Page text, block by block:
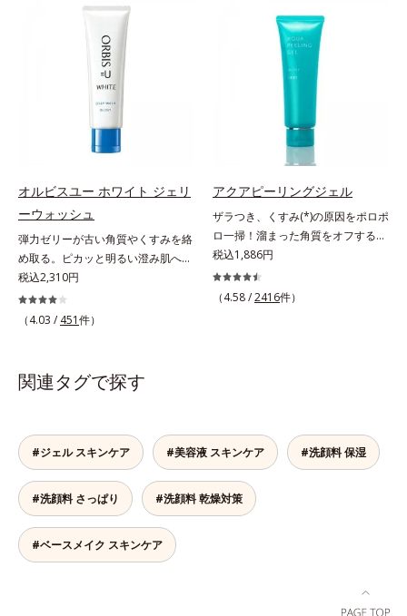
～乾性肌）*1 洗浄による汚れの除
去*2 キメの乱れによる*3 テトラ2-
ヘキシルデカン酸アスコルビル配合
＝整肌成分*4 天然ビタミンE、イノ
シット、フィチン酸、ユズセラミ
ド、スフィンゴ糖脂質*5 テトラ2-
ヘキシルデカン酸アスコルビル、天
然ビタミンE、イノシット、フィチ
肌成分*6 角層まで*7 うるおいによ
りキメを整えて毛穴を目立たなくす
る*8 すべての方に皮膚刺激がおき
ないというわけではありません※敏
感肌対象パッチテスト済（すべての
人に皮膚刺激がおきないというわけ
ではありません）※弱酸性（ローシ
イプ（普通肌～乾性肌）*1 メラニ
ンの生成を抑え、シミ・ソバカスを
防ぐ*2 日本化粧品業界で初めてメ
ラニンの第三のルートに着目し、日
本放射線影響学会第53回大会で
2010年10月に初めて発表したこと
*3 うるおいにより透明感のある肌
あらわれること*7 L-アスコルビン
酸 2-グルコシド*8 L-アスコルビン
酸 2-グルコシド、パウダルコ樹皮エ
キス、油溶性甘草エキス(2)*9 乾燥
など※ウォッシュには高圧処理ビタ
ミンCとブライトVCコンプレックス
す。受けてしまった紫外線ダメージ
をきっかけに、肌深く(*6)では「メ
ラニンにじみ(*1)」が発現。シミや
ソバカスという「点」だけでなく、
透明感のなさなどの「面」での透明
感を阻害する原因を引き起こしてい
ることがわかりました。そこでオル
ビス ブライト シリーズは「メラニ
タミンC(*7)」を採用。肌奥(*6)まで
浸透し、シミやソバカスの原因とな
るメラニンの生成を食い止めます。
またオルビス独自成分の「ブライト
VCコンプレックス(*8)」が、透明感
を阻害する原因(*9)にアプローチし
ます。さらに肌表面のなめらかさや
みずみずしさをサポートするため
透明感を包括的にサポート。全方位
ケアのアプローチによって、肌本来
プ（脂性肌～普通肌）M＝しっとり
タイプ（普通肌～乾性肌）*1 シ
ミ・ソバカスが肌表面にあらわれる
こと*2 メラニンの生成を抑え、シ
ミ・ソバカスを防ぐ*3 うるおいに
よる透明感のある肌*4 日本化粧品
業界で初めてメラニンの第三のルー
汚れを繰り返しません。さらに、
「CISブースター(*2)」配合で、あな
た本来の清潔透明肌へと導きます。
毛穴の汚れをしっかり洗い流す期待
感が高まる黒と、優しく肌に吸い付
くようなとろけ感のジェル状テクス
チャー。毛穴の黒ずみもメイクもし
っかり洗い流し、洗いあがりはつる
だしい朝も疲れて帰ってきた夜も手
軽にご使用いただけます。*1 リパ
ーゼ、リンゴ酸*2 イソステアリル
アスコルビルリン酸２Na、プラン
クトンエキス、ハス花エキス、乳酸
桿菌/セイヨウナシ果汁発酵液、ア
の状態に合わせて毎日お使いいただ
いても問題ありません。【ご使用方
法】①適量(さくらんぼ 1粒程度)を
とり、乾いた肌の上で優しくらせん
オルビスユー ホワイト ジェリ
ーウォッシュ
弾力ゼリーが古い角質やくすみを絡
め取る。ピカッと明るい澄み肌へ。
若々しく透明感のある美肌を構成す
る要素と、年齢肌(*1)のメラニン生
成にアプローチして、明るくなめら
し、全方位的に肌の底上げを図りま
す。さらに、シミと年齢の関係に着
ニンメタボ(*2)”にアプローチして、
澄みわたる美肌を目指します。*1
年齢を重ねた肌*2 メラニンが過剰
に生成する状態
税込2,310円
（4.03 / 451件）
アクアピーリングジェル
ザラつき、くすみ(*)の原因をポロポ
ロ一掃！溜まった角質をオフするピ
ーリングジェル。ミネラル豊富な水
80％とアンズ果汁で保湿効果も。化
粧のりの悪さやくすみなどを、一気
やすく浮かせてから、「消しゴム」
のようにポロポロに巻き込んで取り
除きます。水を利用して取り除く仕
組みなので、強い酸を使った科学的
なピーリングやゴシゴシこする方法
方にもおすすめです。ピーリング後
税込1,886円
（4.58 /2416件）
関連タグで探す
#ジェル スキンケア #美容液 スキンケア #洗顔料 保湿
#洗顔料 さっぱり #洗顔料 乾燥対策
#ベースメイク スキンケア